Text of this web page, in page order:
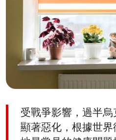
受戰爭影響，過半
顯著惡化，根據世